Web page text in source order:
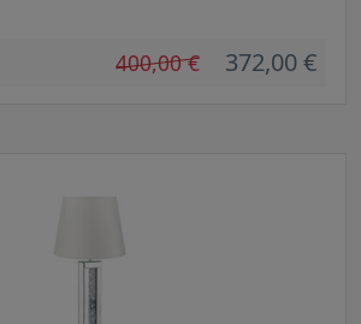
400,00 € 372,00 €